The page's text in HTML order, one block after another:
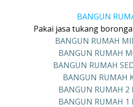
BANGUN
Pakai jasa tukang
BANGUN RUMAH
BANGUN RUMAH
BANGUN RUMAH
BANGUN RUMAH
BANGUN RUMAH 2
BANGUN RUMAH 1